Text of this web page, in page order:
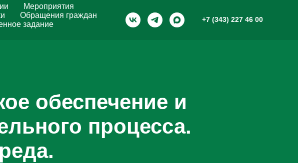
Мероприятия
Обращения граждан
задание
+7 (343) 227 46 00
обеспечение и
процесса.